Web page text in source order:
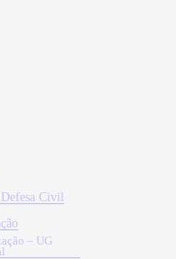
Civil
– UG